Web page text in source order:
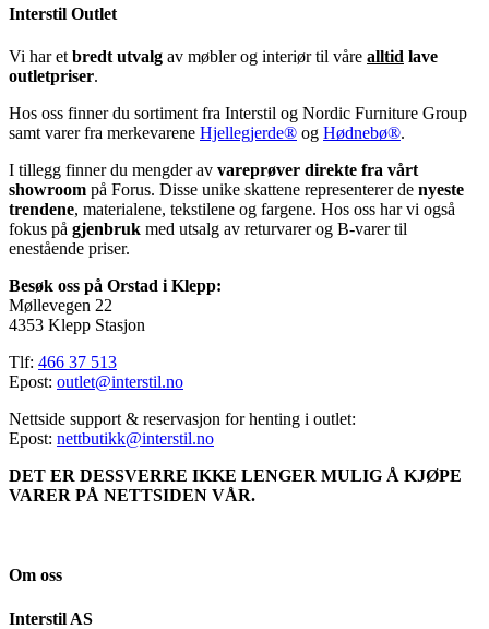
Interstil Outlet
Vi har et bredt utvalg av møbler og interiør til våre alltid lave
outletpriser.
Hos oss finner du sortiment fra Interstil og Nordic Furniture Group
samt varer fra merkevarene Hjellegjerde® og Hødnebø®.
I tillegg finner du mengder av vareprøver direkte fra vårt
showroom på Forus. Disse unike skattene representerer de nyeste
trendene, materialene, tekstilene og fargene. Hos oss har vi også
fokus på gjenbruk med utsalg av returvarer og B-varer til
enestående priser.
Besøk oss på Orstad i Klepp:
Møllevegen 22
4353 Klepp Stasjon
Tlf: 466 37 513
Epost: outlet@interstil.no
Nettside support & reservasjon for henting i outlet:
Epost: nettbutikk@interstil.no
DET ER DESSVERRE IKKE LENGER MULIG Å KJØPE
VARER PÅ NETTSIDEN VÅR.
Om oss
Interstil AS